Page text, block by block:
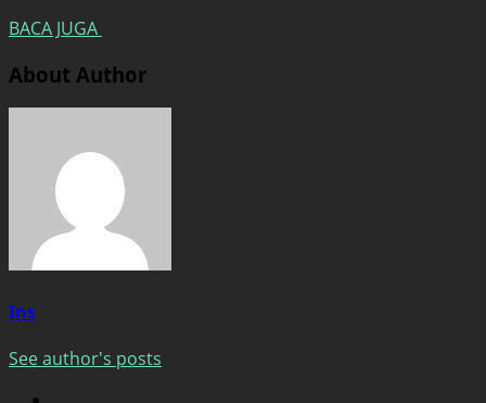
BACA JUGA
About Author
Ins
See author's posts